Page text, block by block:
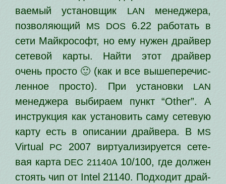
ва­е­мый уста­нов­щик
LAN мене­дже­ра,
поз­во­ля­ю­щий MS DOS 6.22 рабо­тать в
сети Майкрософт, но ему нужен драй­вер
сете­вой кар­ты. Найти этот драй­вер
очень про­сто 🙂 (как и все выше­пе­ре­чис­
лен­ное про­сто). При уста­нов­ки LAN
мене­дже­ра выби­ра­ем пункт “Other”. А
инструк­ция как уста­но­вить саму сете­вую
кар­ту есть в опи­са­нии драй­ве­ра. В MS
Virtual PC
2007 вир­ту­а­ли­зи­ру­ет­ся сете­
вая кар­та DEC 21140A10/100, где дол­жен
сто­ять чип от Intel 21140. Подходит драй­